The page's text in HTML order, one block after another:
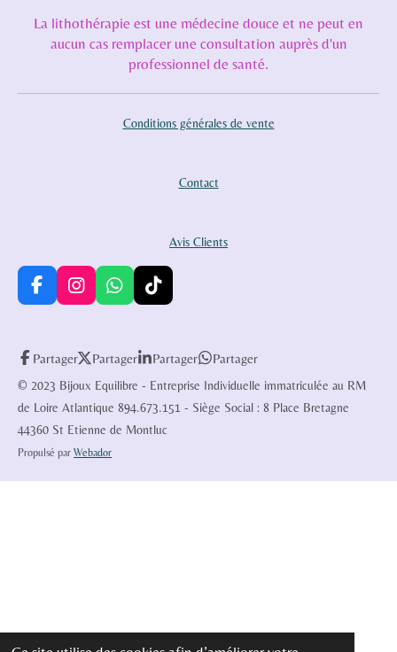
La lithothérapie est une médecine douce et ne peut en
aucun cas remplacer une consultation auprès d'un
professionnel de santé.
Conditions générales de vente
Contact
Avis Clients
F
a
b
o
k
I
n
a
g
a
m
W
h
s
A
p
T
i
o
k
Partager Partager Partager Partager
© 2023 Bijoux Equilibre - Entreprise Individuelle immatriculée au RM
de Loire Atlantique 894.673.151 - Siège Social : 8 Place Bretagne
44360 St Etienne de Montluc
Propulsé par Webador